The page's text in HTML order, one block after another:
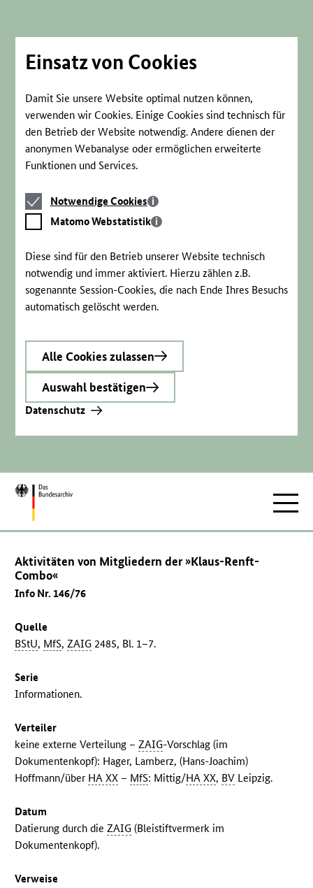
Einsatz von Cookies
Damit Sie unsere Website optimal nutzen können,
verwenden wir Cookies. Einige Cookies sind technisch für
den Betrieb der Website notwendig. Andere dienen der
anonymen Webanalyse oder ermöglichen erweiterte
Funktionen und Services.
Notwendige
Cookies
Notwendige Cookies
Matomo
Webstatistik
Matomo Webstatistik
Diese sind für den Betrieb unserer Website technisch
notwendig und immer aktiviert. Hierzu zählen z.B.
sogenannte Session-Cookies, die nach Ende Ihres Besuchs
automatisch gelöscht werden.
Alle Cookies zulassen
Auswahl bestätigen
Datenschutz
Zur
Aktivitäten von Mitgliedern der »Klaus-Renft-
Combo«
Info Nr. 146/76
Quelle
BStU, MfS,ZAIG 2485, Bl. 1–7.
Serie
Informationen.
Verteiler
keine externe Verteilung –ZAIG-Vorschlag (im
Dokumentenkopf): Hager, Lamberz, (Hans-Joachim)
Hoffmann/über HA XX – MfS: Mittig/HA XX, BV Leipzig.
Datum
Datierung durch dieZAIG (Bleistiftvermerk im
Dokumentenkopf).
Verweise